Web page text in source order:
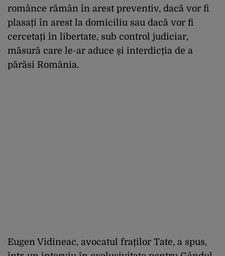
românce rămân în arest preventiv, dacă vor fi
plasați în arest la domiciliu sau dacă vor fi
cercetați în libertate, sub control judiciar,
măsură care le-ar aduce și interdicția de a
părăsi România.
Eugen Vidineac, avocatul fraților Tate, a spus,